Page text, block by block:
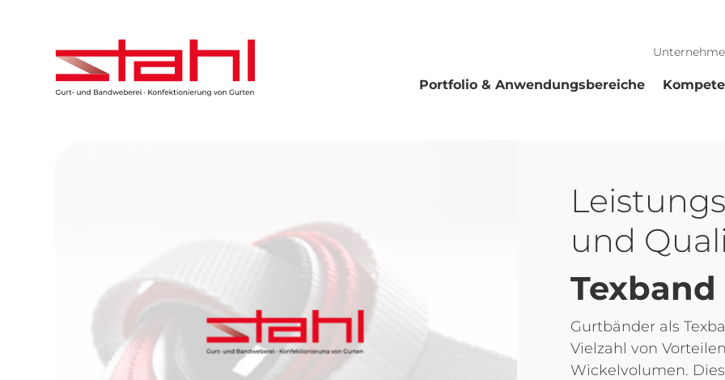
Portfolio & Anwendungsbereiche
und
Gurtbänder als
Vielzahl von
Wickelvolumen.